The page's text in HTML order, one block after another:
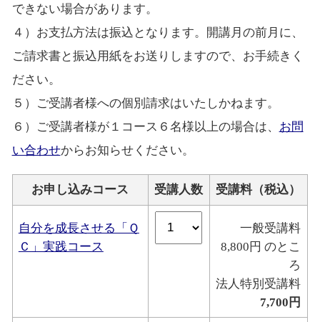
できない場合があります。
４）お支払方法は振込となります。開講月の前月に、
ご請求書と振込用紙をお送りしますので、お手続きく
ださい。
５）ご受講者様への個別請求はいたしかねます。
６）ご受講者様が１コース６名様以上の場合は、 お問
い合わせからお知らせください。
お申し込みコース 受講人数 受講料（税込）
自分を成長させる「Ｑ
Ｃ」実践コース
一般受講料
8,800円 のとこ
ろ
法人特別受講料
7,700円